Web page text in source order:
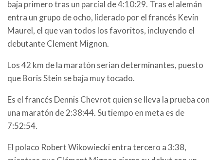
baja primero tras un parcial de 4:10:29. Tras el alemán
entra un grupo de ocho, liderado por el francés Kevin
Maurel, el que van todos los favoritos, incluyendo el
debutante Clement Mignon.
Los 42 km de la maratón serían determinantes, puesto
que Boris Stein se baja muy tocado.
Es el francés Dennis Chevrot quien se lleva la prueba con
una maratón de 2:38:44. Su tiempo en meta es de
7:52:54.
El polaco Robert Wikowiecki entra tercero a 3:38,